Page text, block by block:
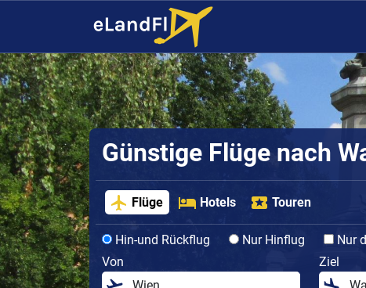
Günstige Flüge nach
Flüge Hotels Touren
Hin-und Rückflug Nur Hinflug
Nur
Von
Ziel